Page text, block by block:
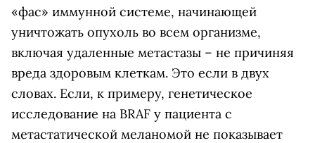
«фас» иммунной системе, начинающей
уничтожать опухоль во всем организме,
включая удаленные метастазы – не причиняя
вреда здоровым клеткам. Это если в двух
словах. Если, к примеру, генетическое
исследование на BRAF у пациента с
метастатической меланомой не показывает